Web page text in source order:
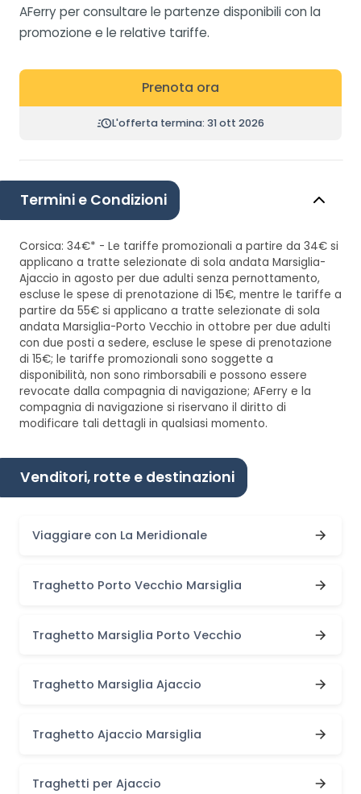
AFerry per consultare le partenze disponibili con la
promozione e le relative tariffe.
Prenota ora
L'offerta termina: 31 ott 2026
Termini e Condizioni
Corsica: 34€* - Le tariffe promozionali a partire da 34€ si
applicano a tratte selezionate di sola andata Marsiglia-
Ajaccio in agosto per due adulti senza pernottamento,
escluse le spese di prenotazione di 15€, mentre le tariffe a
partire da 55€ si applicano a tratte selezionate di sola
andata Marsiglia-Porto Vecchio in ottobre per due adulti
con due posti a sedere, escluse le spese di prenotazione
di 15€; le tariffe promozionali sono soggette a
disponibilità, non sono rimborsabili e possono essere
revocate dalla compagnia di navigazione; AFerry e la
compagnia di navigazione si riservano il diritto di
modificare tali dettagli in qualsiasi momento.
Venditori, rotte e destinazioni
Viaggiare con La Meridionale
Traghetto Porto Vecchio Marsiglia
Traghetto Marsiglia Porto Vecchio
Traghetto Marsiglia Ajaccio
Traghetto Ajaccio Marsiglia
Traghetti per Ajaccio